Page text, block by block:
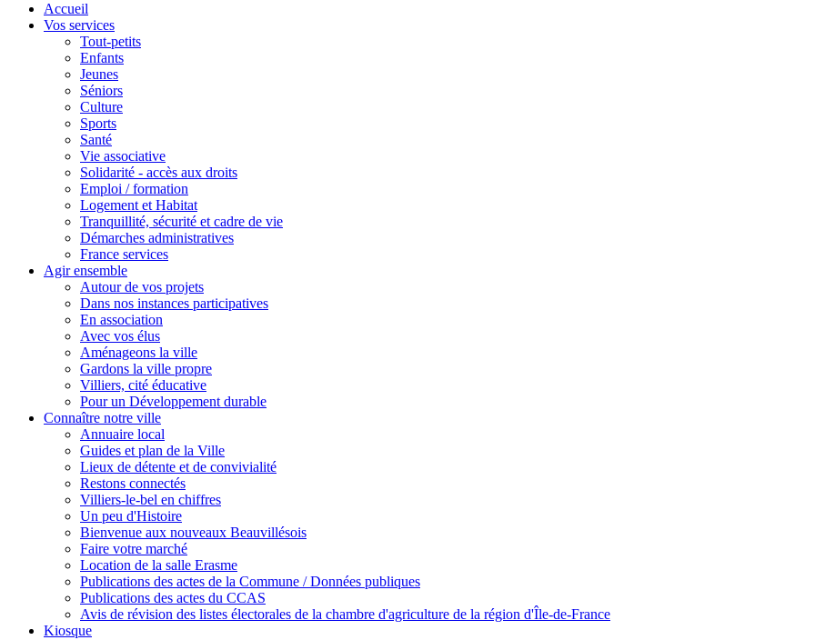
Accueil
Vos services
Tout-petits
Enfants
Jeunes
Séniors
Culture
Sports
Santé
Vie associative
Solidarité - accès aux droits
Emploi / formation
Logement et Habitat
Tranquillité, sécurité et cadre de vie
Démarches administratives
France services
Agir ensemble
Autour de vos projets
Dans nos instances participatives
En association
Avec vos élus
Aménageons la ville
Gardons la ville propre
Villiers, cité éducative
Pour un Développement durable
Connaître notre ville
Annuaire local
Guides et plan de la Ville
Lieux de détente et de convivialité
Restons connectés
Villiers-le-bel en chiffres
Un peu d'Histoire
Bienvenue aux nouveaux Beauvillésois
Faire votre marché
Location de la salle Erasme
Publications des actes de la Commune / Données publiques
Publications des actes du CCAS
Avis de révision des listes électorales de la chambre d'agriculture de la région d'Île-de-France
Kiosque